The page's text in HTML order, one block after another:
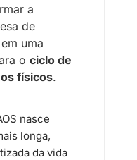
a
de
uma
o ciclo de
físicos.
nasce
longa,
da vida